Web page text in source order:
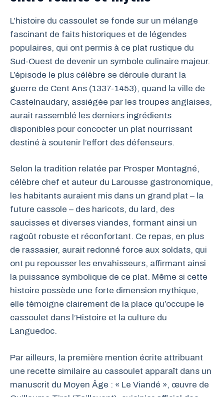
L’histoire du cassoulet se fonde sur un mélange
fascinant de faits historiques et de légendes
populaires, qui ont permis à ce plat rustique du
Sud-Ouest de devenir un symbole culinaire majeur.
L’épisode le plus célèbre se déroule durant la
guerre de Cent Ans (1337-1453), quand la ville de
Castelnaudary, assiégée par les troupes anglaises,
aurait rassemblé les derniers ingrédients
disponibles pour concocter un plat nourrissant
destiné à soutenir l’effort des défenseurs.
Selon la tradition relatée par Prosper Montagné,
célèbre chef et auteur du Larousse gastronomique,
les habitants auraient mis dans un grand plat – la
future cassole – des haricots, du lard, des
saucisses et diverses viandes, formant ainsi un
ragoût robuste et réconfortant. Ce repas, en plus
de rassasier, aurait redonné force aux soldats, qui
ont pu repousser les envahisseurs, affirmant ainsi
la puissance symbolique de ce plat. Même si cette
histoire possède une forte dimension mythique,
elle témoigne clairement de la place qu’occupe le
cassoulet dans l’Histoire et la culture du
Languedoc.
Par ailleurs, la première mention écrite attribuant
une recette similaire au cassoulet apparaît dans un
manuscrit du Moyen Âge : « Le Viandé », œuvre de